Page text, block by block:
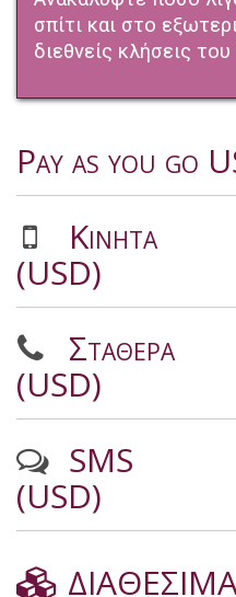
σπίτι και στο
διεθνείς κλήσεις
Pay as you go
Κινητά
(USD)
Σταθερα
(USD)
SMS
(USD)